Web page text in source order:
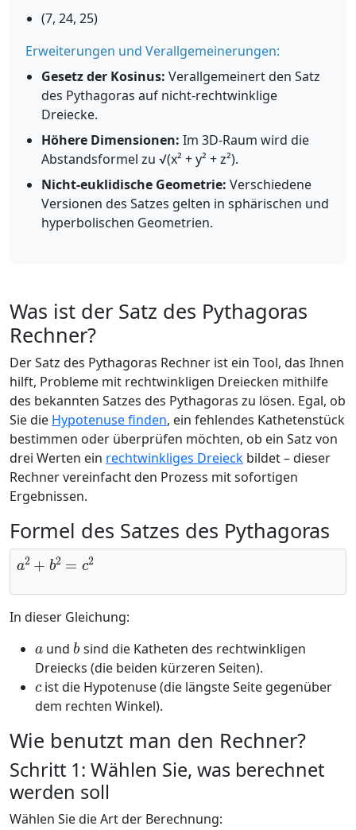
(7, 24, 25)
Erweiterungen und Verallgemeinerungen:
Gesetz der Kosinus: Verallgemeinert den Satz
des Pythagoras auf nicht-rechtwinklige
Dreiecke.
Höhere Dimensionen: Im 3D-Raum wird die
Abstandsformel zu √(x² + y² + z²).
Nicht-euklidische Geometrie: Verschiedene
Versionen des Satzes gelten in sphärischen und
hyperbolischen Geometrien.
Was ist der Satz des Pythagoras
Rechner?
Der Satz des Pythagoras Rechner ist ein Tool, das Ihnen
hilft, Probleme mit rechtwinkligen Dreiecken mithilfe
des bekannten Satzes des Pythagoras zu lösen. Egal, ob
Sie die Hypotenuse finden, ein fehlendes Kathetenstück
bestimmen oder überprüfen möchten, ob ein Satz von
drei Werten ein rechtwinkliges Dreieck bildet – dieser
Rechner vereinfacht den Prozess mit sofortigen
Ergebnissen.
Formel des Satzes des Pythagoras
a2+b2=c2
In dieser Gleichung:
und
b
sind die Katheten des rechtwinkligen
Dreiecks (die beiden kürzeren Seiten).
c
ist die Hypotenuse (die längste Seite gegenüber
dem rechten Winkel).
Wie benutzt man den Rechner?
Schritt 1: Wählen Sie, was berechnet
werden soll
Wählen Sie die Art der Berechnung: